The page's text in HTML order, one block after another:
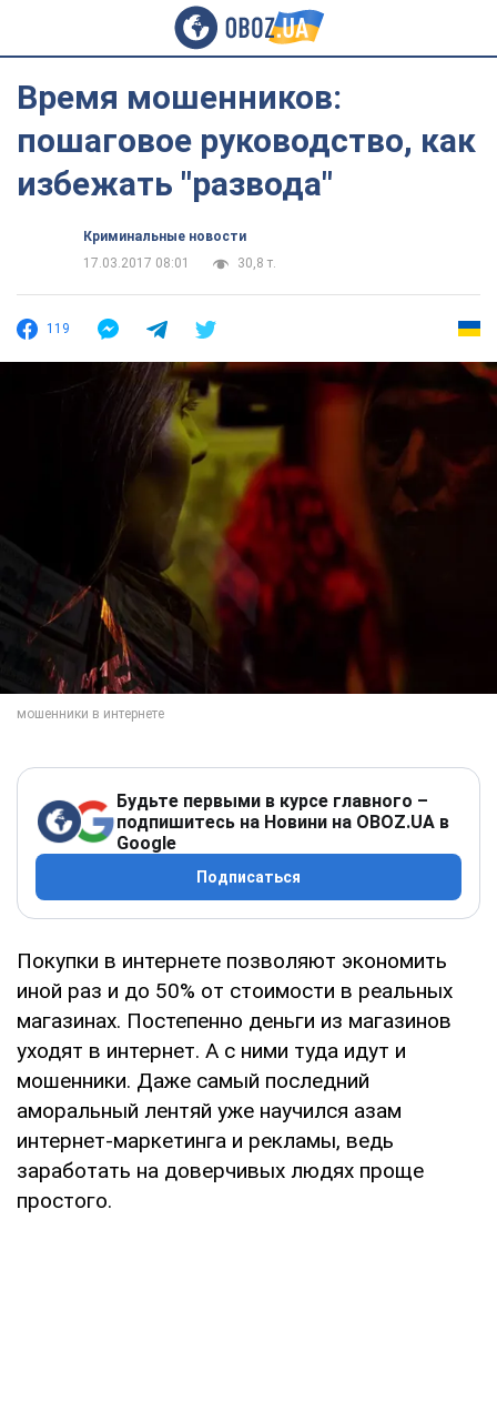
Время мошенников:
пошаговое руководство, как
избежать "развода"
Криминальные новости
17.03.2017 08:01
30,8 т.
119
Будьте первыми в курсе главного –
подпишитесь на Новини на OBOZ.UA в
Google
Подписаться
Покупки в интернете позволяют экономить
иной раз и до 50% от стоимости в реальных
магазинах. Постепенно деньги из магазинов
уходят в интернет. А с ними туда идут и
мошенники. Даже самый последний
аморальный лентяй уже научился азам
интернет-маркетинга и рекламы, ведь
заработать на доверчивых людях проще
простого.